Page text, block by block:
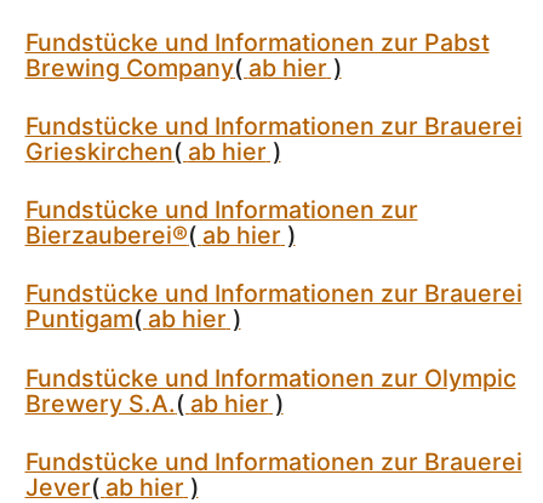
Fundstücke und Informationen zur Pabst
Brewing Company( ab hier)
Fundstücke und Informationen zur Brauerei
Grieskirchen( ab hier)
Fundstücke und Informationen zur
Bierzauberei®( ab hier)
Fundstücke und Informationen zur Brauerei
Puntigam( ab hier)
Fundstücke und Informationen zur Olympic
Brewery S.A.( ab hier)
Fundstücke und Informationen zur Brauerei
Jever( ab hier)